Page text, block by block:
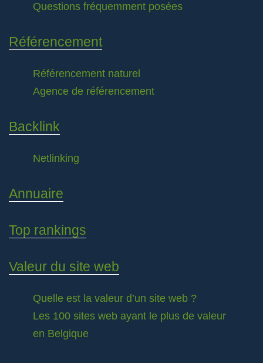
Questions fréquemment posées
Référencement
Référencement naturel
Agence de référencement
Backlink
Netlinking
Annuaire
Top rankings
Valeur du site web
Quelle est la valeur d’un site web ?
Les 100 sites web ayant le plus de valeur
en Belgique